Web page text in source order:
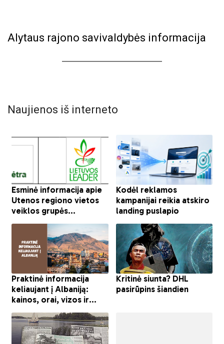
Alytaus rajono savivaldybės informacija
Naujienos iš interneto